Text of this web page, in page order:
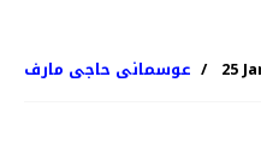
عوسمانی حاجی مارف 25